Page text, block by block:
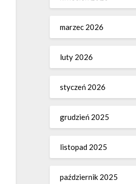
marzec 2026
luty 2026
styczeń 2026
grudzień 2025
listopad 2025
październik 2025